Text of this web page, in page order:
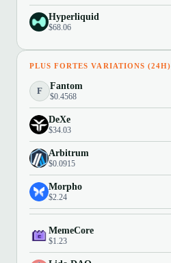
Hyperliquid
$68.06
PLUS FORTES VARIATIONS (24H)
F Fantom
$0.4568
DeXe
$34.03
Arbitrum
$0.0915
Morpho
$2.24
MemeCore
$1.23